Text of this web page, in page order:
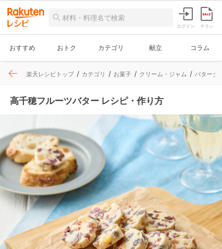
ログイン チラシ
おすすめ おトク カテゴリ 献立 コラム
楽天レシピトップ カテゴリ お菓子 クリーム・ジャム バターク
高千穂フルーツバター レシピ・作り方